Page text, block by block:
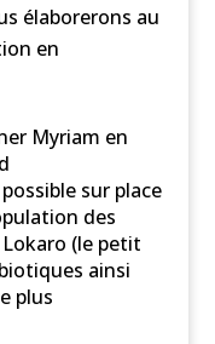
élaborerons au
en
Myriam en
sur place
des
(le petit
ainsi
plus